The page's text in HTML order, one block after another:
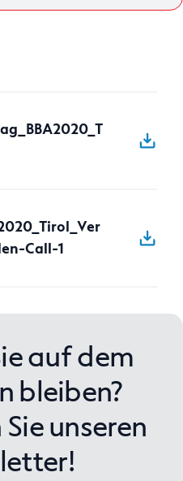
Call-1
auf dem
bleiben?
unseren